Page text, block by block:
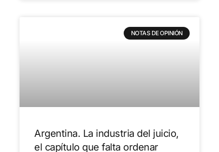
NOTAS DE OPINIÓN
Argentina. La industria del juicio,
el capítulo que falta ordenar